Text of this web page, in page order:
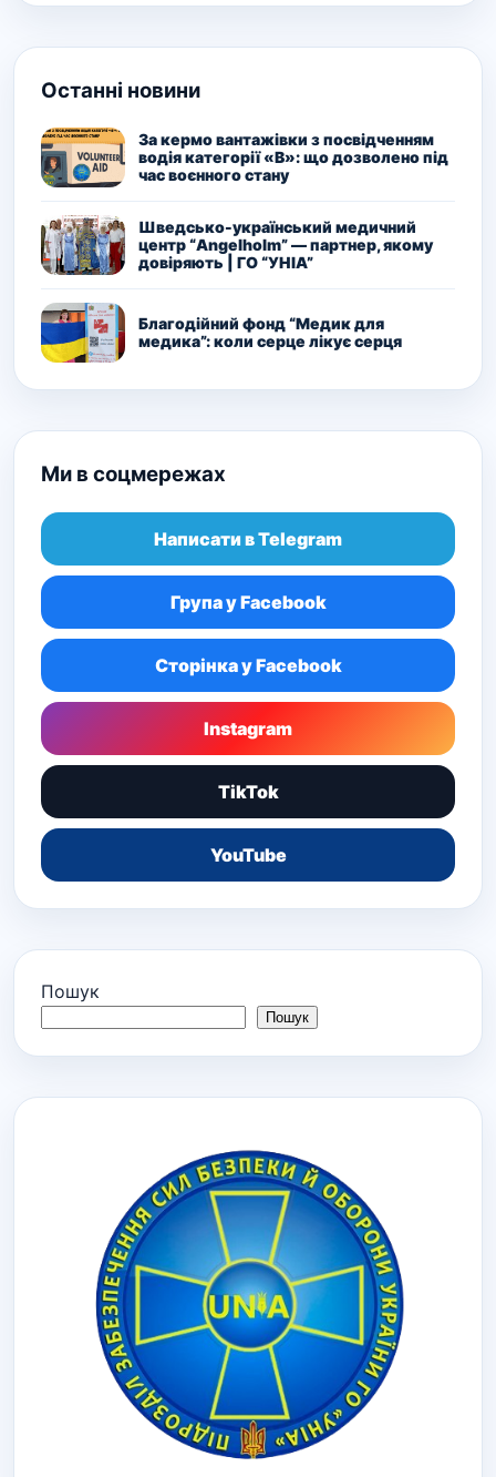
Останні новини
За кермо вантажівки з посвідченням
водія категорії «В»: що дозволено під
час воєнного стану
Шведсько-український медичний
центр “Angelholm” — партнер, якому
довіряють | ГО “УНІА”
Благодійний фонд “Медик для
медика”: коли серце лікує серця
Ми в соцмережах
Написати в Telegram
Група у Facebook
Сторінка у Facebook
Instagram
TikTok
YouTube
Пошук
Пошук